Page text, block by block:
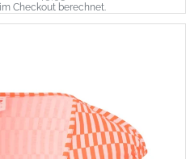
Checkout berechnet.